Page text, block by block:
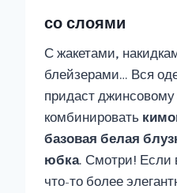
со слоями
С жакетами,
блейзерами… Вся
придаст джинсовому
комбинировать
базовая белая
юбка. Смотри! Если
что-то более